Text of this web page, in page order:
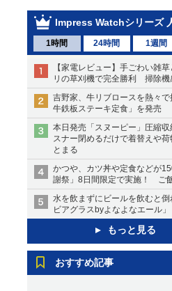
Impress Watchシリーズ
1時間 24時間 1週間
【家電レビュー】手ごわい雑
リの草刈機で完全勝利 掃除機
吉野家、牛リブロースを熱々
牛鉄板ステーキ定食」を発売
本日発売「スヌーピー」圧縮
スナー閉めるだけで着替えや荷
とまる
かつや、カツ丼や定食などが
謝祭」8日間限定で実施！ ご
水を飲まずにビールを飲むと倒
ビアグラスbyよなよなエール」
もっと見る
おすすめ記事